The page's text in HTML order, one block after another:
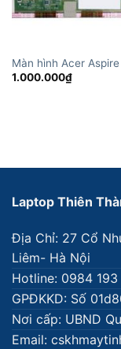
Màn hình Acer
1.000.000₫
Laptop Thiên
Địa Chỉ: 27 Cổ
Liêm- Hà Nội
Hotline: 0984
GPĐKKD: Số
Nơi cấp: UBND
Email: